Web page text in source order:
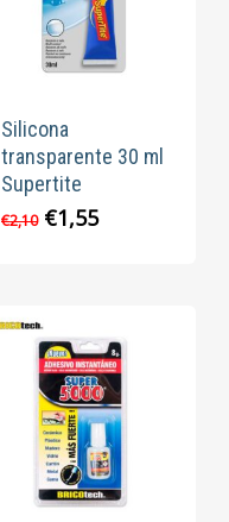
Silicona
transparente 30 ml
Supertite
€2,10 El
€2,10.
€1,55El